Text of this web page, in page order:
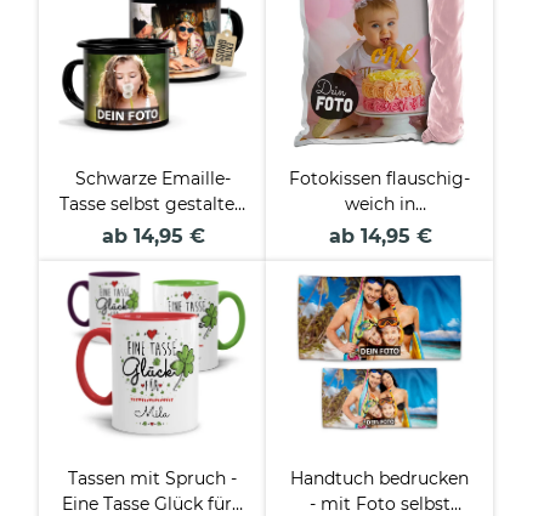
Schwarze Emaille-
Tasse selbst gestalten
- verschiedene
ab 14,95 €
Fotokissen flauschig-
weich in
verschiedenen Farben
ab 14,95 €
Tassen mit Spruch -
Eine Tasse Glück für -
Handtuch bedrucken
- mit Foto selbst